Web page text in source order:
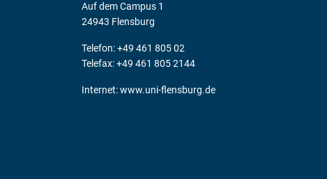
Auf dem Campus 1
24943 Flensburg
Telefon: +49 461 805 02
Telefax: +49 461 805 2144
Internet:www.uni-flensburg.de